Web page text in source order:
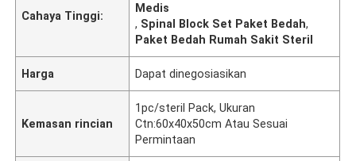
Cahaya Tinggi:
Medis
, Spinal Block Set Paket Bedah,
Paket Bedah Rumah Sakit Steril
Harga Dapat dinegosiasikan
Kemasan rincian
1pc/steril Pack, Ukuran
Ctn:60x40x50cm Atau Sesuai
Permintaan